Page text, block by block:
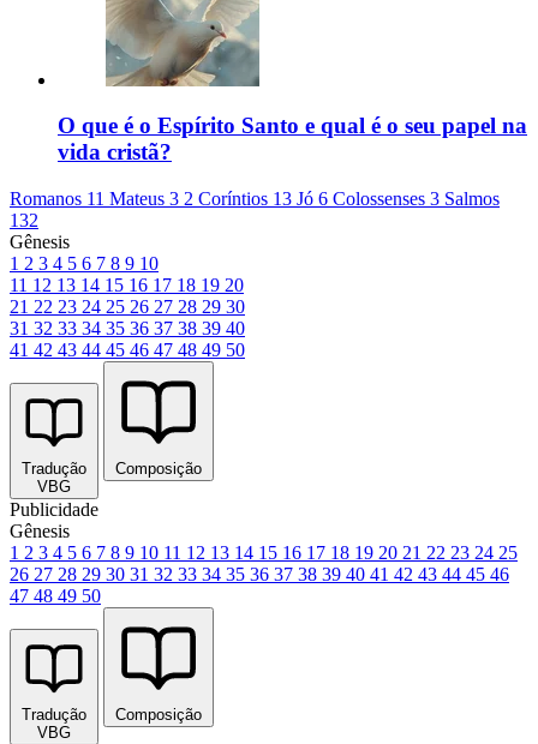
O que é o Espírito Santo e qual é o seu papel na
vida cristã?
Romanos 11 Mateus 3 2 Coríntios 13 Jó 6 Colossenses 3 Salmos
132
Gênesis
1 2 3 4 5 6 7 8 9 10
11 12 13 14 15 16 17 18 19 20
21 22 23 24 25 26 27 28 29 30
31 32 33 34 35 36 37 38 39 40
41 42 43 44 45 46 47 48 49 50
Tradução
VBG
Composição
Publicidade
Gênesis
1 2 3 4 5 6 7 8 9 10 11 12 13 14 15 16 17 18 19 20 21 22 23 24 25
26 27 28 29 30 31 32 33 34 35 36 37 38 39 40 41 42 43 44 45 46
47 48 49 50
Tradução
VBG
Composição